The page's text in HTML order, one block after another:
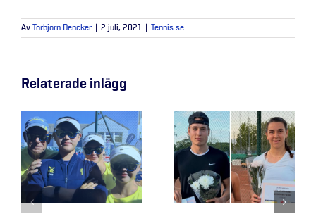
Av Torbjörn Dencker 2 juli, 2021 Tennis.se
Relaterade inlägg